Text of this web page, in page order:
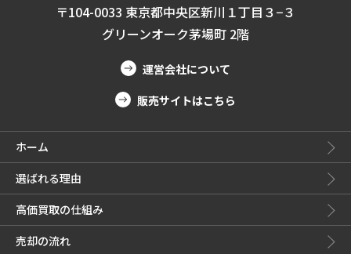
〒104-0033 東京都中央区新川１丁目３−３
グリーンオーク茅場町 2階
運営会社について
販売サイトはこちら
ホーム
選ばれる理由
高価買取の仕組み
売却の流れ